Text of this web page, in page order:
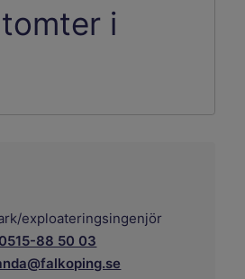
i
exploateringsingenjör
0515-88 50 03